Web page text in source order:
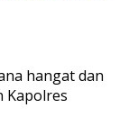
hangat dan
Kapolres